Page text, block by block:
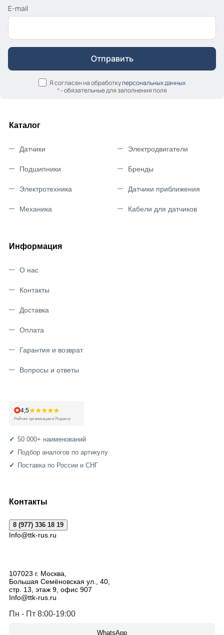
E-mail
Я согласен на обработкуперсональных данных
*- обязательные для заполнения поля
Каталог
Датчики
Подшипники
Электротехника
Механика
Электродвигатели
Бренды
Датчики приближения
Кабели для датчиков
Информация
О нас
Контакты
Доставка
Оплата
Гарантия и возврат
Вопросы и ответы
4,5★★★★★
Рейтинг организации в Яндексе
50 000+ наименований
Подбор аналогов по артикулу
Поставка по России и СНГ
Контакты
8 (977) 336 18 19
Info@ttk-rus.ru
107023 г. Москва,
Большая Семёновская ул., 40,
стр. 13, этаж 9, офис 907
Info@ttk-rus.ru
Пн - Пт 8:00-19:00
WhatsApp